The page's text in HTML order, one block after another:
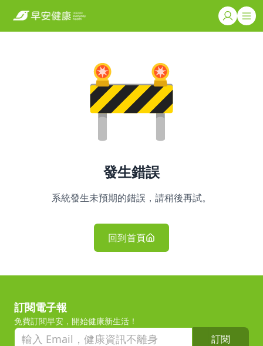
發生錯誤
系統發生未預期的錯誤，請稍後再試。
回到首頁
訂閱電子報
免費訂閱早安，開始健康新生活！
訂閱